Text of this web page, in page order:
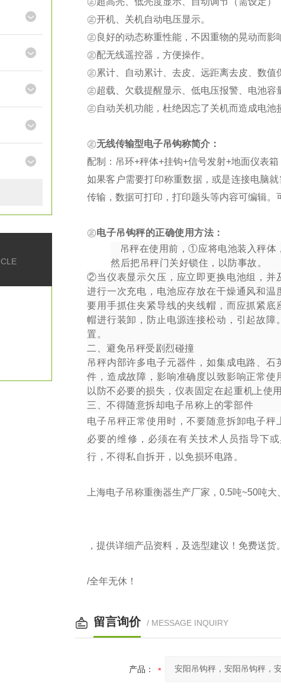
㊣开机、关机自动电压显示。
㊣良好的动态称重性能，不因重物的晃动而影
㊣配无线遥控器，方便操作。
㊣累计、自动累计、去皮、远距离去皮、数值
㊣超载、欠载提醒显示、低电压报警、电池容
㊣自动关机功能，杜绝因忘了关机而造成电池
㊣无线传输型电子吊钩称简介：
配制：吊环+秤体+挂钩+信号发射+地面仪表
如果客户需要打印称重数据，或是连接电脑
传输，数据可打印，打印题头等内容可编辑。
㊣电子吊钩秤的正确使用方法：
吊秤在使用前，①应将电池装入秤体
然后把吊秤门关好锁住，以防事故。
②当仪表显示欠压，应立即更换电池组，
进行一次充电，电池应存放在干燥通风和
要用手抓住夹紧导线的夹线帽，而应抓紧
帽进行装卸，防止电源连接松动，引起故
置。
二、避免吊秤受剧烈碰撞
吊秤内部许多电子元器件，如集成电路、
件，造成故障，影响准确度以致影响正常使
以防不必要的损失，仪表固定在起重机上使
三、不得随意拆却电子吊称上的零部件
电子吊秤正常使用时，不要随意拆卸电子秤
必要的维修，必须在有关技术人员指导下
行，不得私自拆开，以免损环电路。
上海电子吊称重衡器生产厂家，0.5吨~50吨
，提供详细产品资料，及选型建议！免费送货
/全年无休！
留言询价 / MESSAGE INQUIRY
产品：